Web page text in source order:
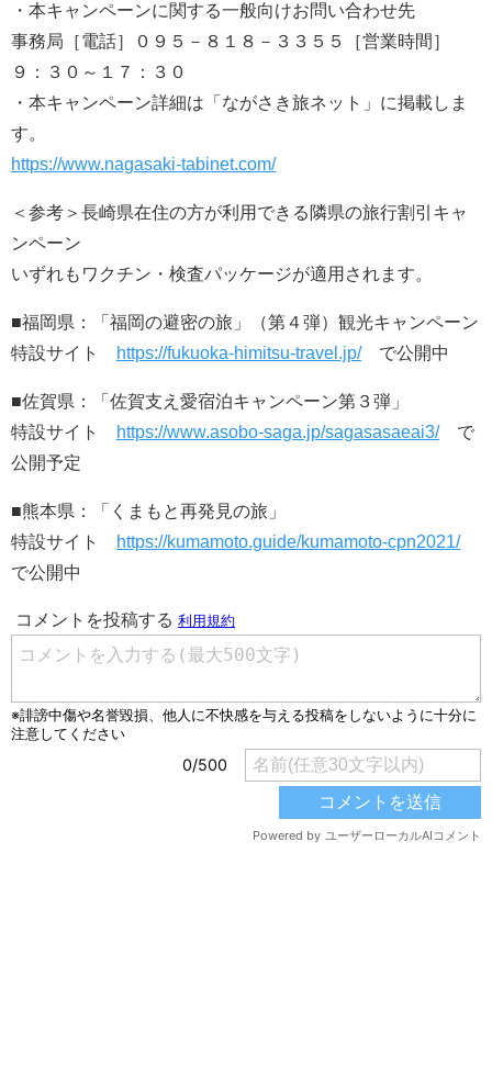
・本キャンペーンに関する一般向けお問い合わせ先
事務局［電話］０９５－８１８－３３５５［営業時間］
９：３０～１７：３０
・本キャンペーン詳細は「ながさき旅ネット」に掲載しま
す。
https://www.nagasaki-tabinet.com/
＜参考＞長崎県在住の方が利用できる隣県の旅行割引キャ
ンペーン
いずれもワクチン・検査パッケージが適用されます。
■福岡県：「福岡の避密の旅」（第４弾）観光キャンペーン
特設サイト
https://fukuoka-himitsu-travel.jp/で公開中
■佐賀県：「佐賀支え愛宿泊キャンペーン第３弾」
特設サイト
https://www.asobo-saga.jp/sagasasaeai3/で
公開予定
■熊本県：「くまもと再発見の旅」
特設サイト
https://kumamoto.guide/kumamoto-cpn2021/
で公開中